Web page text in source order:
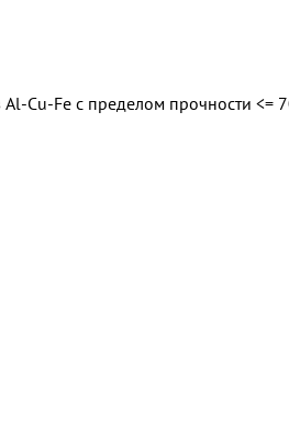
Al-Cu-Fe с пределом прочности <=